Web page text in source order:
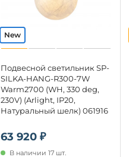
63 920 ₽
Подвесной светильник SP-
SILKA-HANG-R300-7W
Warm2700 (WH, 330 deg,
230V) (Arlight, IP20,
Натуральный шелк) 061916
В наличии 17 шт.